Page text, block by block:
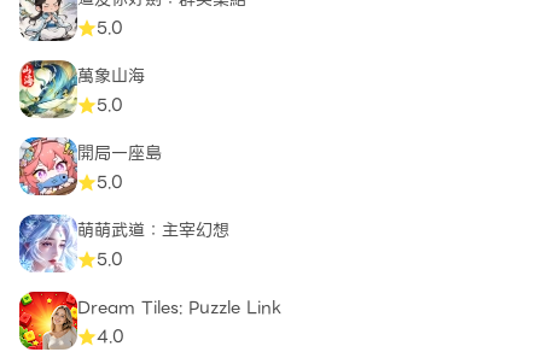
5.0
萬象山海
5.0
開局一座島
5.0
萌萌武道：主宰幻想
5.0
Dream Tiles: Puzzle Link​
4.0